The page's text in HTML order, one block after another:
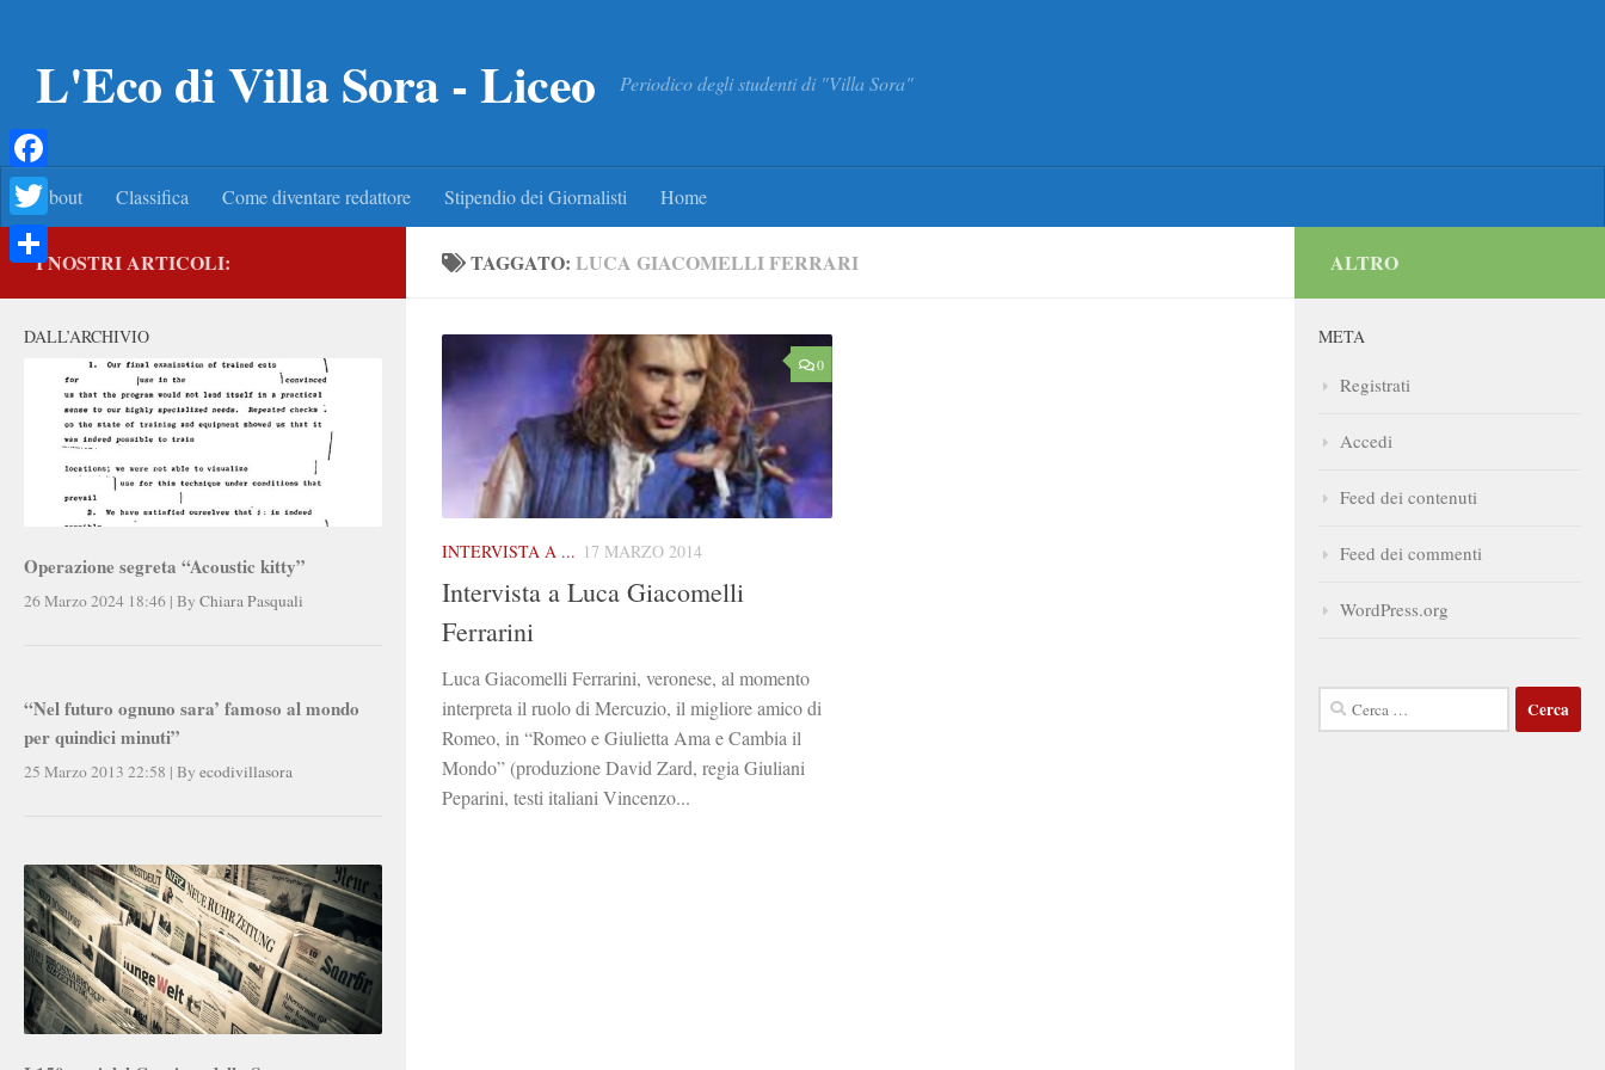
L'Eco di Villa Sora - Liceo Periodico degli studenti di "Villa Sora"
About Classifica Come diventare redattore Stipendio dei Giornalisti Home
TAGGATO: LUCA GIACOMELLI FERRARI
0
INTERVISTA A ... 17 MARZO 2014
Intervista a Luca Giacomelli
Ferrarini
Luca Giacomelli Ferrarini, veronese, al momento
interpreta il ruolo di Mercuzio, il migliore amico di
Romeo, in “Romeo e Giulietta Ama e Cambia il
Mondo” (produzione David Zard, regia Giuliani
Peparini, testi italiani Vincenzo...
I NOSTRI ARTICOLI:
DALL’ARCHIVIO
Operazione segreta “Acoustic kitty”
26 Marzo 2024 18:46 | By Chiara Pasquali
“Nel futuro ognuno sara’ famoso al mondo
per quindici minuti”
25 Marzo 2013 22:58 | By ecodivillasora
ALTRO
META
Registrati
Accedi
Feed dei contenuti
Feed dei commenti
WordPress.org
Ricerca
per:
Facebook
Twitter